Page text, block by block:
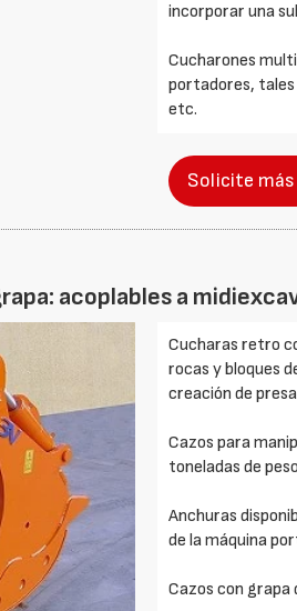
incorporar una
Cucharones
portadores,
etc.
Solicite
acoplables a
Cucharas retro
rocas y bloques
creación de
Cazos para
toneladas de
Anchuras
de la máquina
Cazos con grapa